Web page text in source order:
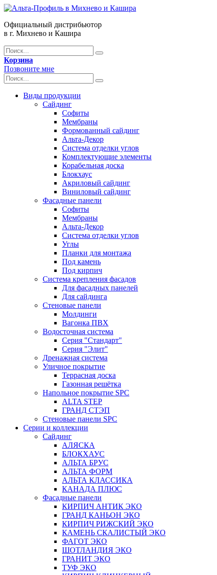
Официальный дистрибьютор
в г. Михнево и Кашира
Корзина
Позвоните мне
Виды продукции
Сайдинг
Софиты
Мембраны
Формованный сайдинг
Альта-Декор
Система отделки углов
Комплектующие элементы
Корабельная доска
Блокхаус
Акриловый сайдинг
Виниловый сайдинг
Фасадные панели
Софиты
Мембраны
Альта-Декор
Система отделки углов
Углы
Планки для монтажа
Под камень
Под кирпич
Система крепления фасадов
Для фасадных панелей
Для сайдинга
Стеновые панели
Молдинги
Вагонка ПВХ
Водосточная система
Серия "Стандарт"
Серия "Элит"
Дренажная система
Уличное покрытие
Террасная доска
Газонная решётка
Напольное покрытие SPC
ALTA STEP
ГРАНД СТЭП
Стеновые панели SPC
Серии и коллекции
Сайдинг
АЛЯСКА
БЛОКХАУС
АЛЬТА БРУС
АЛЬТА ФОРМ
АЛЬТА КЛАССИКА
КАНАДА ПЛЮС
Фасадные панели
КИРПИЧ АНТИК ЭКО
ГРАНД КАНЬОН ЭКО
КИРПИЧ РИЖСКИЙ ЭКО
КАМЕНЬ СКАЛИСТЫЙ ЭКО
ФАГОТ ЭКО
ШОТЛАНДИЯ ЭКО
ГРАНИТ ЭКО
ТУФ ЭКО